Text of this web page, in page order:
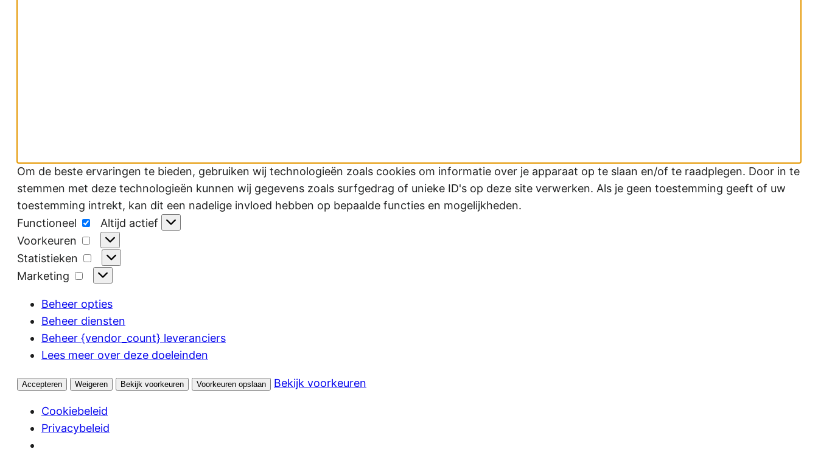
Om de beste ervaringen te bieden, gebruiken wij technologieën zoals cookies om informatie over je apparaat op te slaan en/of te raadplegen. Door in te
stemmen met deze technologieën kunnen wij gegevens zoals surfgedrag of unieke ID's op deze site verwerken. Als je geen toestemming geeft of uw
toestemming intrekt, kan dit een nadelige invloed hebben op bepaalde functies en mogelijkheden.
Functioneel
Functioneel
Altijd actief
Voorkeuren
Voorkeuren
Statistieken
Statistieken
Marketing
Marketing
Beheer opties
Beheer diensten
Beheer {vendor_count} leveranciers
Lees meer over deze doeleinden
Accepteren Weigeren Bekijk voorkeuren Voorkeuren opslaan Bekijk voorkeuren
Cookiebeleid
Privacybeleid